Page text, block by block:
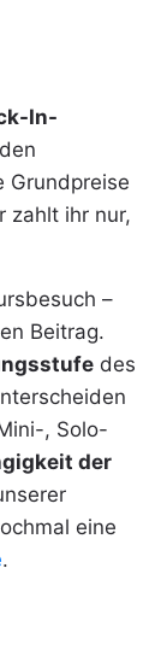
In-
Grundpreise
zahlt ihr nur,
–
Beitrag.
des
, Solo-
der
eine
.